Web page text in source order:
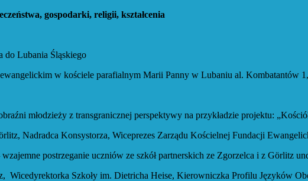
gospodarki, religii, kształcenia
Lubania Śląskiego
w kościele parafialnym Marii Panny w Lubaniu al. Kombatantów
młodzieży z transgranicznej perspektywy na przykładzie projektu:
Wiceprezes Zarządu Kościelnej Fundacji Ewangelickiego
postrzeganie uczniów ze szkół partnerskich ze Zgorzelca i z Görlitz
Szkoły im. Dietricha Heise, Kierowniczka Profilu Języków Obcych,